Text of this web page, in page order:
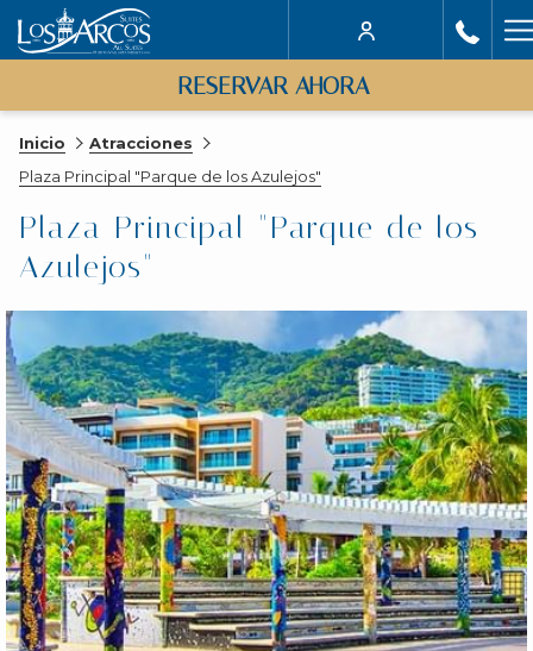
RESERVAR AHORA
Inicio
Atracciones
Plaza Principal "Parque de los Azulejos"
Plaza Principal "Parque de los
Azulejos"